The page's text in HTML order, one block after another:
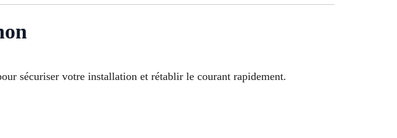
sécuriser votre installation et rétablir le courant rapidement.